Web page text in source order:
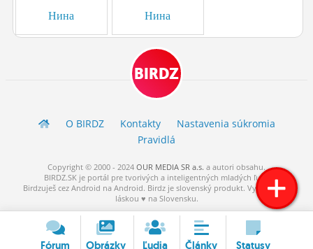
NASTAVENIA
ROLETA
Нина Нина
BIRDZ
O BIRDZ Kontakty
Nastavenia súkromia
Pravidlá
Copyright © 2000 - 2024 OUR MEDIA SR a.s. a autori obsahu.
BIRDZ.SK je portál pre tvorivých a inteligentných mladých ľudí.
Birdzuješ cez Android na Android. Birdz je slovenský produkt. Vytvorené s
láskou ♥ na Slovensku.
Fórum Obrázky Ľudia Články Statusy